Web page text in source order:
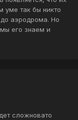
уме так бы никто
аэродрома. Но
его знаем и
сложновато